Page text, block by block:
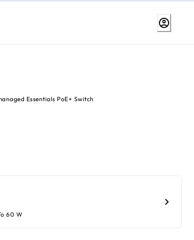
Essentials PoE+ Switch
60 W